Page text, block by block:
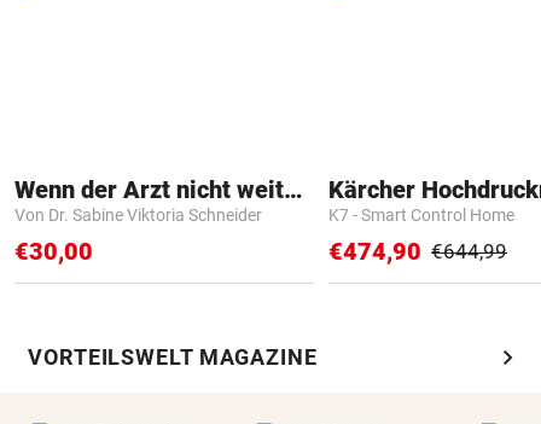
Wenn der Arzt nicht weiter weiß
Von Dr. Sabine Viktoria Schneider
€30,00
Kärcher
K7 - Smart Control Home
€474,90 €644,99
VORTEILSWELT MAGAZINE chevron_right